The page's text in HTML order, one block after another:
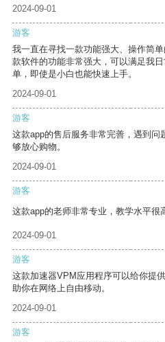
2024-09-01
游客
我一直在寻找一款功能强大、操作简
款软件的功能非常强大，可以满足我
单，即使是小白也能快速上手。
2024-09-01
游客
这款app的售后服务非常完善，遇到
够放心购物。
2024-09-01
游客
这款app的老师非常专业，教学水平很
2024-09-01
游客
这款加速器VPM应用程序可以给你提
助你在网络上自由移动。
2024-09-01
游客